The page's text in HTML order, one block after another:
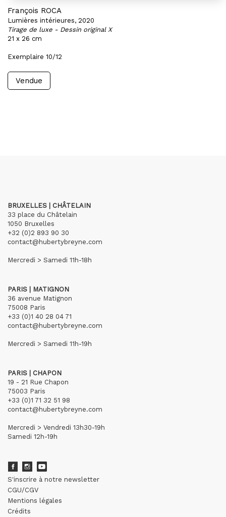
François ROCA
Lumières intérieures, 2020
Tirage de luxe - Dessin original X
21 x 26 cm
Exemplaire 10/12
Vendue
BRUXELLES | CHÂTELAIN
33 place du Châtelain
1050 Bruxelles
+32 (0)2 893 90 30
contact@hubertybreyne.com
Mercredi > Samedi 11h-18h
PARIS | MATIGNON
36 avenue Matignon
75008 Paris
+33 (0)1 40 28 04 71
contact@hubertybreyne.com
Mercredi > Samedi 11h-19h
PARIS | CHAPON
19 - 21 Rue Chapon
75003 Paris
+33 (0)1 71 32 51 98
contact@hubertybreyne.com
Mercredi > Vendredi 13h30-19h
Samedi 12h-19h
S'inscrire à notre newsletter
CGU/CGV
Mentions légales
Crédits